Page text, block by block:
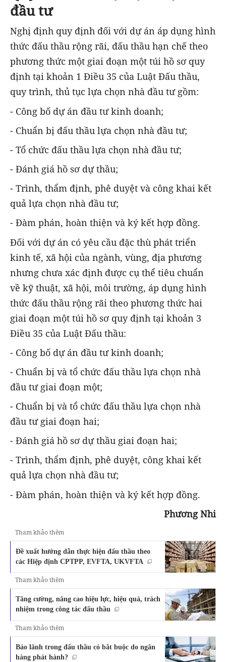
đầu tư
Nghị định quy định đối với dự án áp dụng hình
thức đấu thầu rộng rãi, đấu thầu hạn chế theo
phương thức một giai đoạn một túi hồ sơ quy
định tại khoản 1 Điều 35 của Luật Đấu thầu,
quy trình, thủ tục lựa chọn nhà đầu tư gồm:
- Công bố dự án đầu tư kinh doanh;
- Chuẩn bị đấu thầu lựa chọn nhà đầu tư;
- Tổ chức đấu thầu lựa chọn nhà đầu tư;
- Đánh giá hồ sơ dự thầu;
- Trình, thẩm định, phê duyệt và công khai kết
quả lựa chọn nhà đầu tư;
- Đàm phán, hoàn thiện và ký kết hợp đồng.
Đối với dự án có yêu cầu đặc thù phát triển
kinh tế, xã hội của ngành, vùng, địa phương
nhưng chưa xác định được cụ thể tiêu chuẩn
về kỹ thuật, xã hội, môi trường, áp dụng hình
thức đấu thầu rộng rãi theo phương thức hai
giai đoạn một túi hồ sơ quy định tại khoản 3
Điều 35 của Luật Đấu thầu:
- Công bố dự án đầu tư kinh doanh;
- Chuẩn bị và tổ chức đấu thầu lựa chọn nhà
đầu tư giai đoạn một;
- Chuẩn bị và tổ chức đấu thầu lựa chọn nhà
đầu tư giai đoạn hai;
- Đánh giá hồ sơ dự thầu giai đoạn hai;
- Trình, thẩm định, phê duyệt, công khai kết
quả lựa chọn nhà đầu tư;
- Đàm phán, hoàn thiện và ký kết hợp đồng.
Phương Nhi
Tham khảo thêm
Đề xuất hướng dẫn thực hiện đấu thầu theo
các Hiệp định CPTPP, EVFTA, UKVFTA
Tham khảo thêm
Tăng cường, nâng cao hiệu lực, hiệu quả, trách
nhiệm trong công tác đấu thầu
Tham khảo thêm
Bảo lãnh trong đấu thầu có bắt buộc do ngân
hàng phát hành?